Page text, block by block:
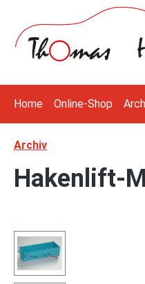
Hauptinhalt springen
Zur Suche springen
Zur Hauptnavigation
Home Online-Shop
Archiv
Hakenlift-
Bildergalerie überspringen